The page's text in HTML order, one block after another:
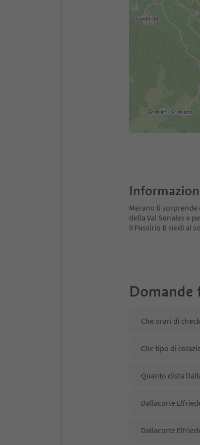
Merano ti sorprende
della Val Senales e
il Passirio ti siedi al
Domande
Che orari di
Che tipo di
Quanto dista
Dallacorte
Dallacorte